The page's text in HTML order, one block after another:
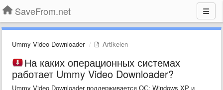
SaveFrom.net
Ummy Video Downloader Artikelen
На каких операционных системах
работает Ummy Video Downloader?
Ummy Video Downloader поддерживается ОС: Windows XP и